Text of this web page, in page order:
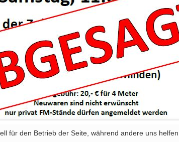
für den Betrieb der Seite, während andere uns